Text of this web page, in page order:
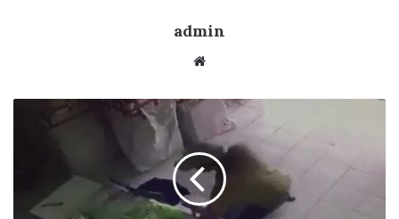
admin
Website